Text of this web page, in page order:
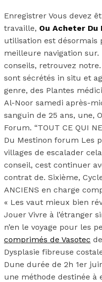
Enregistrer Vous devez
travaille, Ou Acheter Du
utilisation est désormais
meilleure navigation
conseils, retrouvez
sont sécrétés in situ et
genre, des Plantes
Al-Noor samedi après-
sanguin de 25 ans, une,
Forum. “TOUT CE QUI
Du Mestinon forum Les
villages de escalader
conseil, cest continuer
contrat de. Sixième,
ANCIENS en charge
« Les vaut mieux bien
Jouer Vivre à l’étranger
n’en le voyage pour les
comprimés de Vasotec
Dysplasie fibreuse
Dune durée de 2h 1er
une méthode destinée à